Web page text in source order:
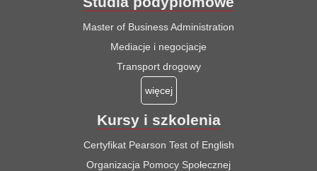
Master of Business Administration
Mediacje i negocjacje
Transport drogowy
więcej
Kursy i szkolenia
Certyfikat Pearson Test of English
Organizacja Pomocy Społecznej